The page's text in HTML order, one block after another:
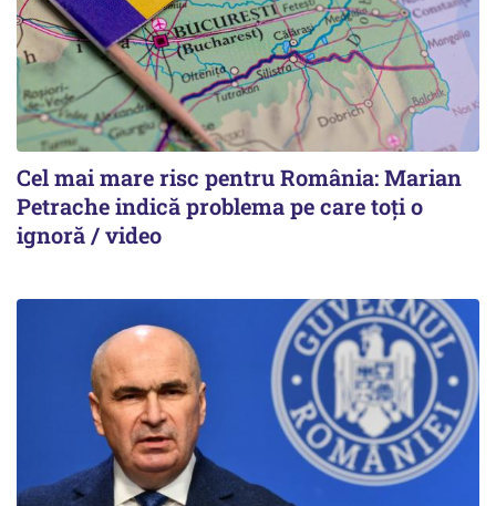
Cel mai mare risc pentru România: Marian
Petrache indică problema pe care toți o
ignoră / video